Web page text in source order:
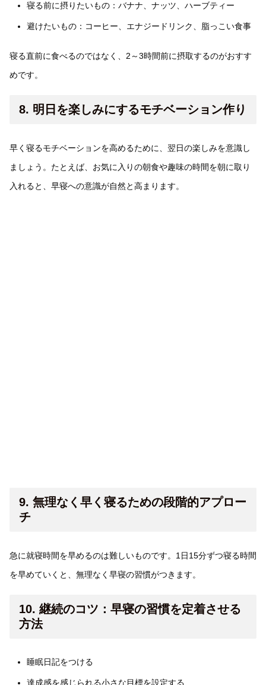
寝る前に摂りたいもの：バナナ、ナッツ、ハーブティー
避けたいもの：コーヒー、エナジードリンク、脂っこい食事
寝る直前に食べるのではなく、2～3時間前に摂取するのがおすす
めです。
8. 明日を楽しみにするモチベーション作り
早く寝るモチベーションを高めるために、翌日の楽しみを意識し
ましょう。たとえば、お気に入りの朝食や趣味の時間を朝に取り
入れると、早寝への意識が自然と高まります。
9. 無理なく早く寝るための段階的アプロー
チ
急に就寝時間を早めるのは難しいものです。1日15分ずつ寝る時間
を早めていくと、無理なく早寝の習慣がつきます。
10. 継続のコツ：早寝の習慣を定着させる
方法
睡眠日記をつける
達成感を感じられる小さな目標を設定する